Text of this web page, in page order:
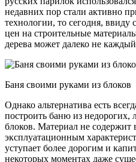
недавних пор стали активно
технологии, то сегодня,
цен на строительные
дерева может далеко не
Баня своими руками из блоков
Однако альтернатива есть
построить баню из недорогих,
блоков. Материал не содержит
эксплуатационным
уступает более дорогим и
некоторых моментах даже